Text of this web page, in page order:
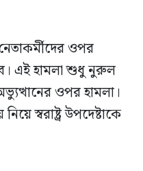
ওপর
এই হামলা শুধু নুরুল
ওপর হামলা।
স্বরাষ্ট্র উপদেষ্টাকে